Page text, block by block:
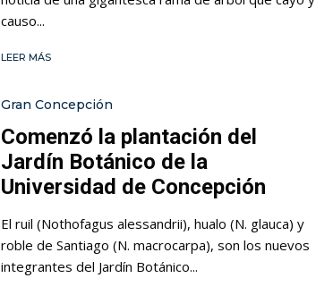
causo...
LEER MÁS
Gran Concepción
Comenzó la plantación del
Jardín Botánico de la
Universidad de Concepción
El ruil (Nothofagus alessandrii), hualo (N. glauca) y
roble de Santiago (N. macrocarpa), son los nuevos
integrantes del Jardín Botánico...